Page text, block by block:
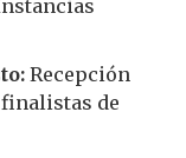
Recepción
de